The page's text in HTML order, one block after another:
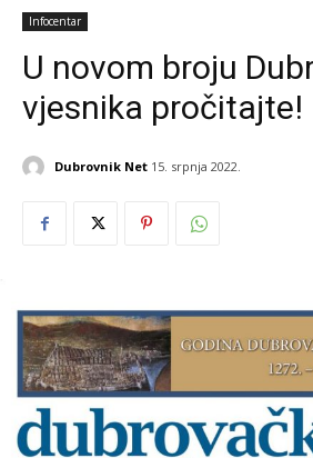
Infocentar
U novom broju
vjesnika pročitajte!
Dubrovnik Net 15. srpnja 2022.